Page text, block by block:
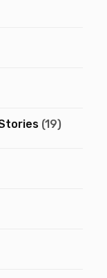
(19)